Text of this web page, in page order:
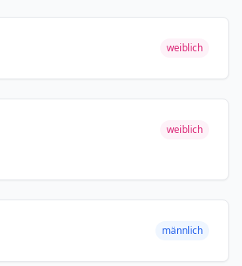
weiblich
weiblich
männlich